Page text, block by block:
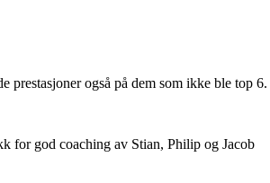
prestasjoner også på dem som ikke ble top 6.
for god coaching av Stian, Philip og Jacob